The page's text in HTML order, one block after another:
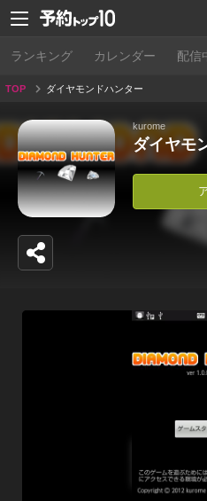
ランキング カレンダー 配信
TOP ダイヤモンドハンター
kurome
ダイヤモ